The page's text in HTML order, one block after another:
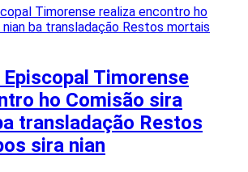
Timorense
ho Comisão sira
transladação Restos
sira nian